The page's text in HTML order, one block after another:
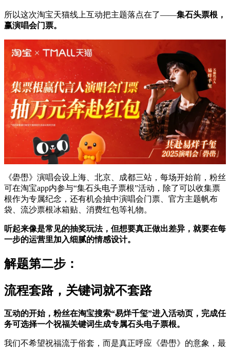
所以这次淘宝天猫线上互动把主题落点在了——集石头票根，
赢演唱会门票。
《礐嶨》演唱会设上海、北京、成都三站，每场开始前，粉丝
可在淘宝app内参与“集石头电子票根”活动，除了可以收集票
根作为专属纪念，还有机会抽中演唱会门票、官方主题帆布
袋、流沙票根冰箱贴、消费红包等礼物。
听起来像是常见的抽奖玩法，但想要真正做出差异，就要在每
一步的运营里加入细腻的情感设计。
解题第二步：
流程套路，关键词就不套路
互动的开始，粉丝在淘宝搜索“易烊千玺”进入活动页，完成任
务可选择一个祝福关键词生成专属石头电子票根。
我们不希望祝福流于俗套，而是真正呼应《礐嶨》的意象，最